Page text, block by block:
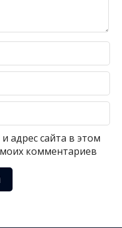
адрес сайта в этом
комментариев